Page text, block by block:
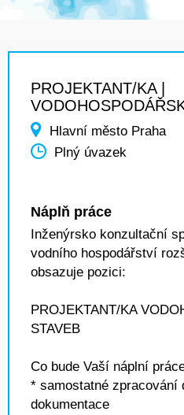
PROJEKTANT/KA |
Hlavní město Praha
Plný úvazek
Náplň práce
Inženýrsko konzultační
vodního hospodářství
obsazuje pozici:
PROJEKTANT/KA
STAVEB
Co bude Vaší náplní
* samostatné
dokumentace